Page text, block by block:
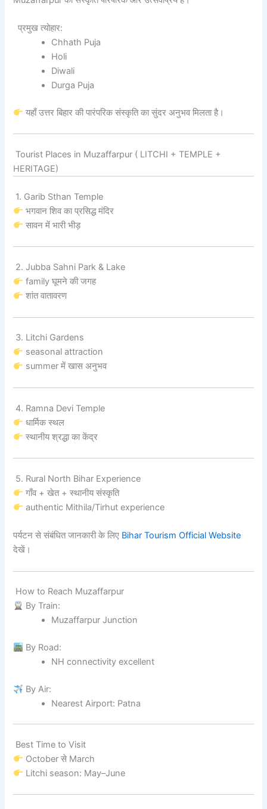
प्रमुख त्योहार:
Chhath Puja
Holi
Diwali
Durga Puja
यहाँ उत्तर बिहार की पारंपरिक संस्कृति का सुंदर अनुभव मिलता है।
Tourist Places in Muzaffarpur ( LITCHI + TEMPLE +
HERITAGE)
1. Garib Sthan Temple
भगवान शिव का प्रसिद्ध मंदिर
सावन में भारी भीड़
2. Jubba Sahni Park & Lake
family घूमने की जगह
शांत वातावरण
3. Litchi Gardens
seasonal attraction
summer में खास अनुभव
4. Ramna Devi Temple
धार्मिक स्थल
स्थानीय श्रद्धा का केंद्र
5. Rural North Bihar Experience
गाँव + खेत + स्थानीय संस्कृति
authentic Mithila/Tirhut experience
पर्यटन से संबंधित जानकारी के लिए Bihar Tourism Official Website
देखें।
How to Reach Muzaffarpur
By Train:
Muzaffarpur Junction
By Road:
NH connectivity excellent
By Air:
Nearest Airport: Patna
Best Time to Visit
October से March
Litchi season: May–June